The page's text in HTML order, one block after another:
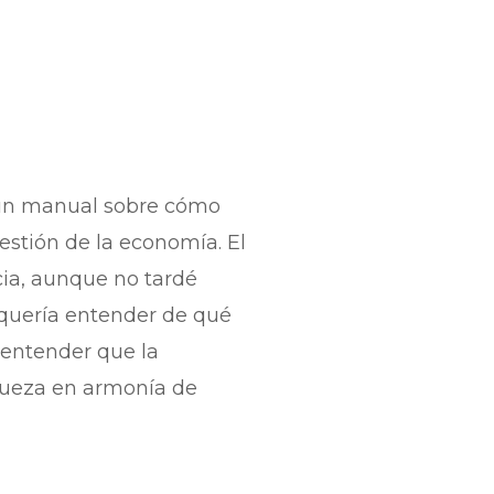
manual sobre cómo
de la economía. El
aunque no tardé
entender de qué
que la
en armonía de